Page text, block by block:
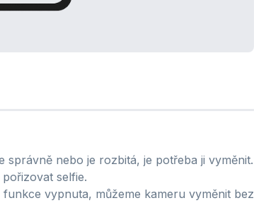
správně nebo je rozbitá, je potřeba ji vyměnit.
selfie.
vypnuta, můžeme kameru vyměnit bez